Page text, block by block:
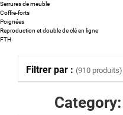
Serrures de meuble
Coffre-forts
Poignées
Reproduction et double de clé en ligne
FTH
Filtrer par : (910 produits)